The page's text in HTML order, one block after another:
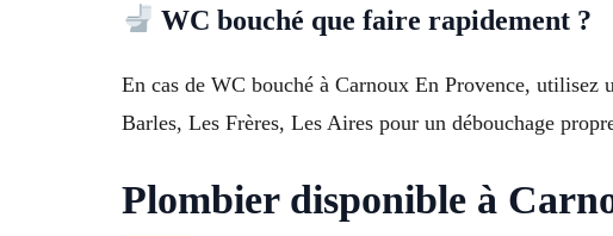
WC bouché que faire rapidement ?
En cas de WC bouché à Carnoux En Provence,
Barles, Les Frères, Les Aires pour un débouchage
Plombier disponible à